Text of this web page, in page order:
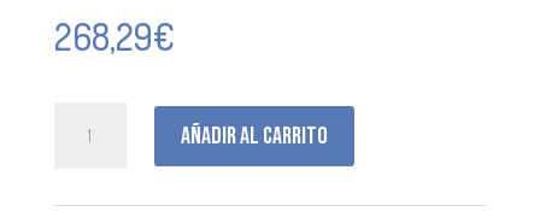
268,29€
Añadir al carrito